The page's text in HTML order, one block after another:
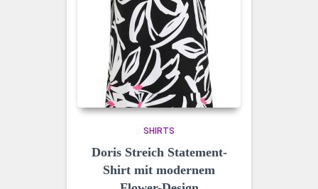
SHIRTS
Doris Streich Statement-
Shirt mit modernem